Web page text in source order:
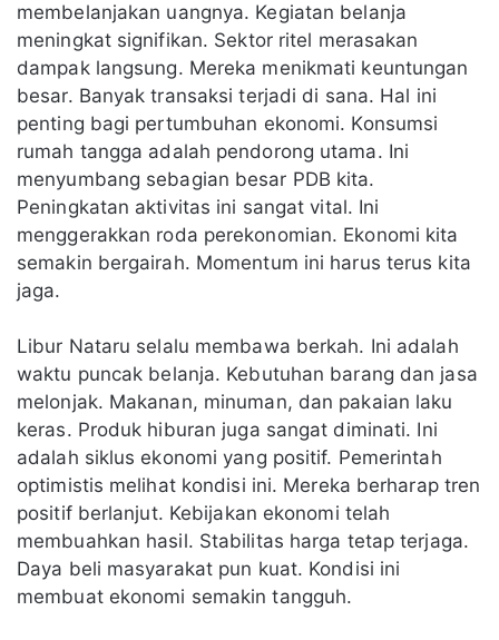
membelanjakan uangnya. Kegiatan belanja
meningkat signifikan. Sektor ritel merasakan
dampak langsung. Mereka menikmati keuntungan
besar. Banyak transaksi terjadi di sana. Hal ini
penting bagi pertumbuhan ekonomi. Konsumsi
rumah tangga adalah pendorong utama. Ini
menyumbang sebagian besar PDB kita.
Peningkatan aktivitas ini sangat vital. Ini
menggerakkan roda perekonomian. Ekonomi kita
semakin bergairah. Momentum ini harus terus kita
jaga.
Libur Nataru selalu membawa berkah. Ini adalah
waktu puncak belanja. Kebutuhan barang dan jasa
melonjak. Makanan, minuman, dan pakaian laku
keras. Produk hiburan juga sangat diminati. Ini
adalah siklus ekonomi yang positif. Pemerintah
optimistis melihat kondisi ini. Mereka berharap tren
positif berlanjut. Kebijakan ekonomi telah
membuahkan hasil. Stabilitas harga tetap terjaga.
Daya beli masyarakat pun kuat. Kondisi ini
membuat ekonomi semakin tangguh.